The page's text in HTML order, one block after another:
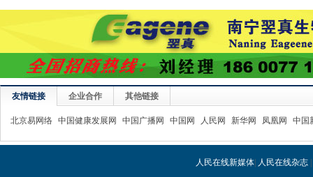
友情链接 企业合作 其他链接
北京易网络 中国健康发展网 中国广播网 中国网 人民网 新华网 凤凰网 中国
人民在线新媒体| 人民在线杂志|